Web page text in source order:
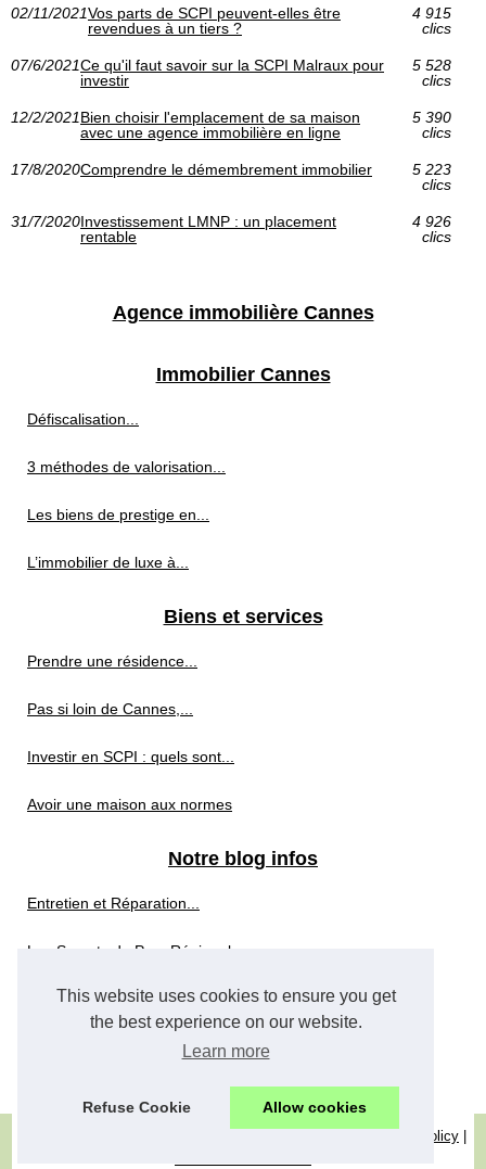
This website uses cookies to ensure you get
the best experience on our website.
Learn more
Refuse Cookie Allow cookies
02/11/2021Vos parts de SCPI peuvent-elles être
revendues à un tiers ?
4 915
clics
07/6/2021Ce qu'il faut savoir sur la SCPI Malraux pour
investir
5 528
clics
12/2/2021Bien choisir l'emplacement de sa maison
avec une agence immobilière en ligne
5 390
clics
17/8/2020Comprendre le démembrement immobilier
5 223
clics
31/7/2020Investissement LMNP : un placement
rentable
4 926
clics
Agence immobilière Cannes
Immobilier Cannes
Défiscalisation...
3 méthodes de valorisation...
Les biens de prestige en...
L’immobilier de luxe à...
Biens et services
Prendre une résidence...
Pas si loin de Cannes,...
Investir en SCPI : quels sont...
Avoir une maison aux normes
Notre blog infos
Entretien et Réparation...
Les Secrets du Parc Régional...
Votre Prochain Éden: Les...
Quelles sont les SCPI «...
Cookies Policy